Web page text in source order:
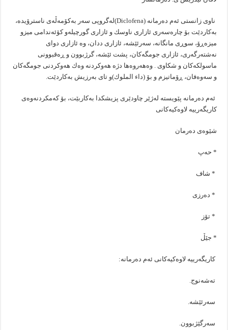
‎ناوی زانستی ئەم دەرمانە (Diclofena)لەگروپی سەر بەكۆمەڵەی ناسترۆیدە،
بەكاردێت بۆ چارەسەری ئازاری ناوسك و ئازاری گورچیلەو كۆئەندامی میزو
میزەڕۆ، سوڕی مانگانە، سەرئێشە، ئازاری ددان، وە ئازاری دوای
نەشتەرگەری، ئازاری جومگەكان، پشت ئێشە، گرژبوون و ڕەقبوونی
ماسولكەكان و شكاوی . ‎وەهەروەها دژە هەوكردنە وەك هەوكردنی جومگەكان
و سەوەفان، ڕۆماتیزم و بۆ (داء الملوك)و تای بەرزیش بەكاردێت.
‎ئەم دەرمانە پێویستە لەژێر چاودێری پزیشكدا بەكاربێت، بۆ كەمكردنەوەی
كاریگەرییە لاوەكیەكانی
شێوەی دەرمان
* حەپ
* شاف
* دەرزی
* تۆز
* جێڵ
‎كاریگەرییە لاوەكیەكانی ئەم دەرمانە:
‎تەشەنوج.
سەرئێشە.
سەرگێژبوون.